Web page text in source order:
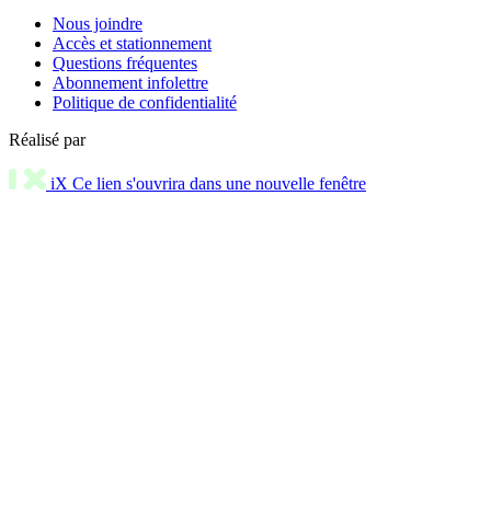
Nous joindre
Accès et stationnement
Questions fréquentes
Abonnement infolettre
Politique de confidentialité
Réalisé par
iX Ce lien s'ouvrira dans une nouvelle fenêtre